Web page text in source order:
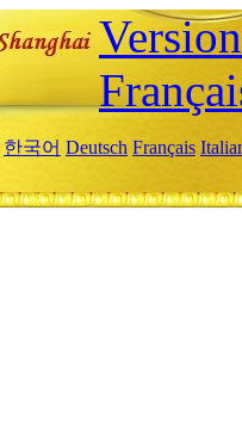
한국어 Deutsch Français